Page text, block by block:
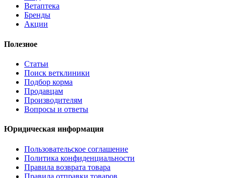
Ветаптека
Бренды
Акции
Полезное
Статьи
Поиск ветклиники
Подбор корма
Продавцам
Производителям
Вопросы и ответы
Юридическая информация
Пользовательское соглашение
Политика конфиденциальности
Правила возврата товара
Правила отправки товаров